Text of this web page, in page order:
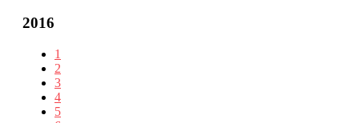
2016
1
2
3
4
5